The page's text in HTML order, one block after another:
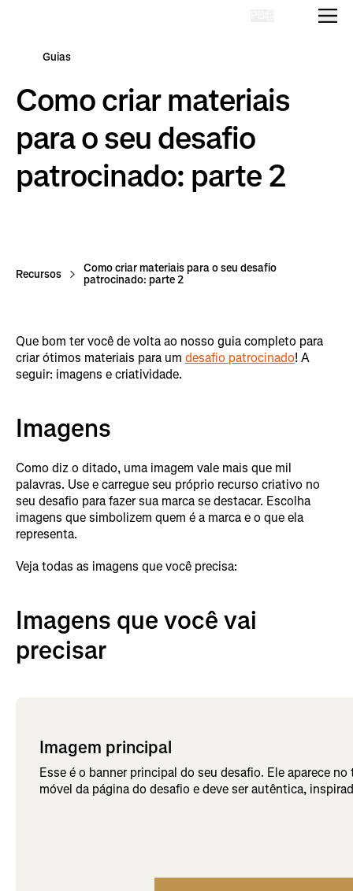
Guias
Como criar materiais
para o seu desafio
patrocinado: parte 2
Recursos Como criar materiais para o seu desafio
patrocinado: parte 2
Que bom ter você de volta ao nosso guia completo para
criar ótimos materiais para um desafio patrocinado! A
seguir: imagens e criatividade.
Imagens
Como diz o ditado, uma imagem vale mais que mil
palavras. Use e carregue seu próprio recurso criativo no
seu desafio para fazer sua marca se destacar. Escolha
imagens que simbolizem quem é a marca e o que ela
representa.
Veja todas as imagens que você precisa:
Imagens que você vai
precisar
Imagem principal
Esse é o banner principal do seu desafio. Ele aparece
móvel da página do desafio e deve ser autêntica,